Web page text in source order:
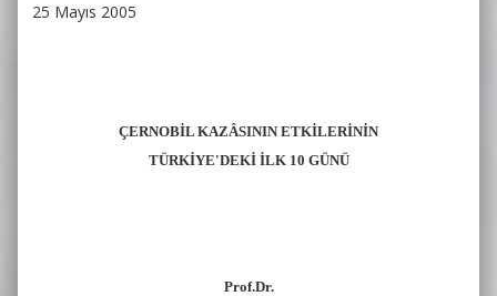
25 Mayıs 2005
ÇERNOBİL KAZÂSININ ETKİLERİNİN
TÜRKİYE'DEKİ İLK 10 GÜNÜ
Prof.Dr.